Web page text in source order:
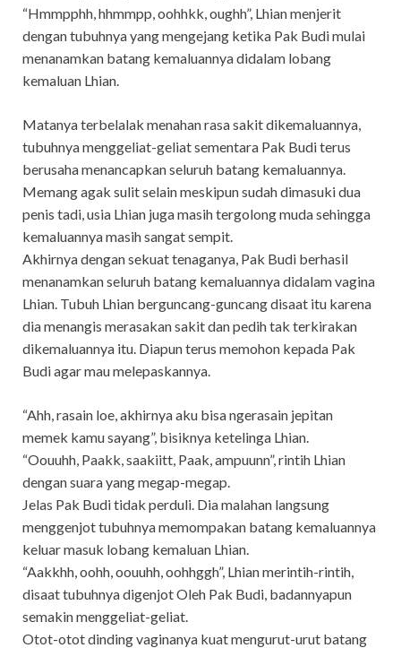
“Hmmpphh, hhmmpp, oohhkk, oughh”, Lhian menjerit
dengan tubuhnya yang mengejang ketika Pak Budi mulai
menanamkan batang kemaluannya didalam lobang
kemaluan Lhian.
Matanya terbelalak menahan rasa sakit dikemaluannya,
tubuhnya menggeliat-geliat sementara Pak Budi terus
berusaha menancapkan seluruh batang kemaluannya.
Memang agak sulit selain meskipun sudah dimasuki dua
penis tadi, usia Lhian juga masih tergolong muda sehingga
kemaluannya masih sangat sempit.
Akhirnya dengan sekuat tenaganya, Pak Budi berhasil
menanamkan seluruh batang kemaluannya didalam vagina
Lhian. Tubuh Lhian berguncang-guncang disaat itu karena
dia menangis merasakan sakit dan pedih tak terkirakan
dikemaluannya itu. Diapun terus memohon kepada Pak
Budi agar mau melepaskannya.
“Ahh, rasain loe, akhirnya aku bisa ngerasain jepitan
memek kamu sayang”, bisiknya ketelinga Lhian.
“Oouuhh, Paakk, saakiitt, Paak, ampuunn”, rintih Lhian
dengan suara yang megap-megap.
Jelas Pak Budi tidak perduli. Dia malahan langsung
menggenjot tubuhnya memompakan batang kemaluannya
keluar masuk lobang kemaluan Lhian.
“Aakkhh, oohh, oouuhh, oohhggh”, Lhian merintih-rintih,
disaat tubuhnya digenjot Oleh Pak Budi, badannyapun
semakin menggeliat-geliat.
Otot-otot dinding vaginanya kuat mengurut-urut batang